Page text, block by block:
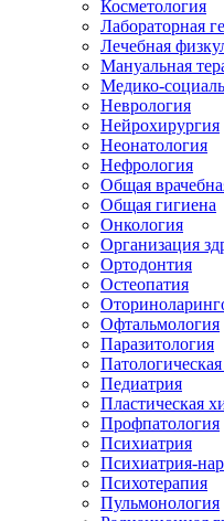
Косметология
Лабораторная
Лечебная
Мануальная
Медико-
Неврология
Нейрохирургия
Неонатология
Нефрология
Общая
Общая гигиена
Онкология
Организация
Ортодонтия
Остеопатия
Офтальмология
Паразитология
Педиатрия
Пластическая
Профпатология
Психиатрия
Психиатрия-
Психотерапия
Пульмонология